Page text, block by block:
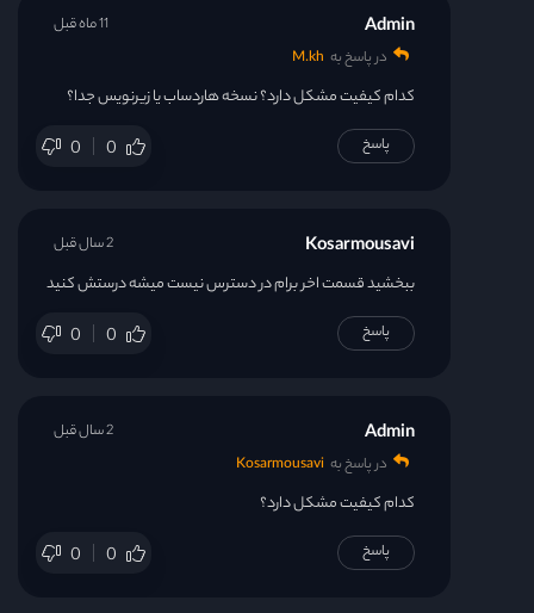
Admin
در پاسخ به M.kh
کدام کیفیت مشکل دارد؟ نسخه هاردساب یا زیرنویس جدا؟
0 0
11 ماه قبل
پاسخ
Kosarmousavi
ببخشید قسمت اخر برام در دسترس نیست میشه درستش کنید
0 0
2 سال قبل
پاسخ
Admin
در پاسخ به Kosarmousavi
کدام کیفیت مشکل دارد؟
0 0
2 سال قبل
پاسخ